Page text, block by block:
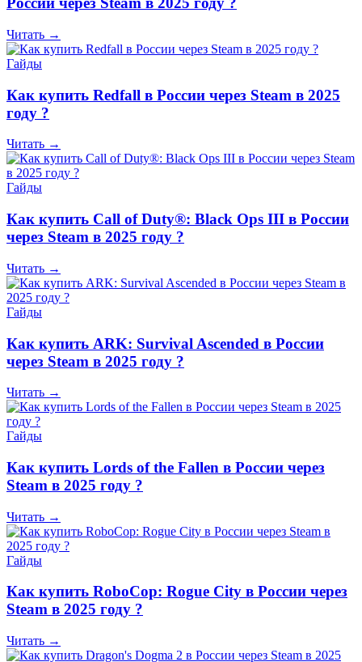
Читать →
Гайды
Как купить Redfall в России через Steam в 2025
году ?
Читать →
Гайды
Как купить Call of Duty®: Black Ops III в России
через Steam в 2025 году ?
Читать →
Гайды
Как купить ARK: Survival Ascended в России
через Steam в 2025 году ?
Читать →
Гайды
Как купить Lords of the Fallen в России через
Steam в 2025 году ?
Читать →
Гайды
Как купить RoboCop: Rogue City в России через
Steam в 2025 году ?
Читать →